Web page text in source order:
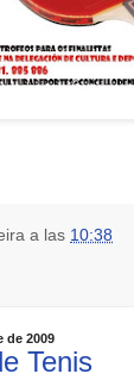
a las 10:38
de 2009
Tenis